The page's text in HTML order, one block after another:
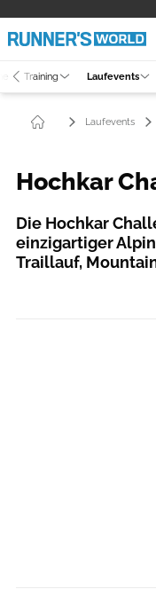
Training Laufevents
Laufevents
Hochkar
Die Hochkar
einzigartiger
Traillauf,